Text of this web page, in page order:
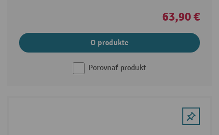
63,90 €
O produkte
Porovnať produkt